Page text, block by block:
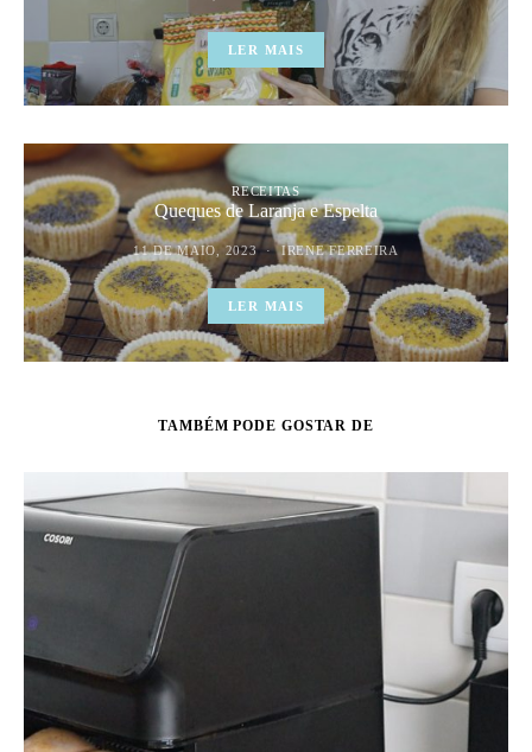
LER MAIS
RECEITAS
Queques de Laranja e Espelta
11 DE MAIO, 2023 IRENE FERREIRA
LER MAIS
TAMBÉM PODE GOSTAR DE